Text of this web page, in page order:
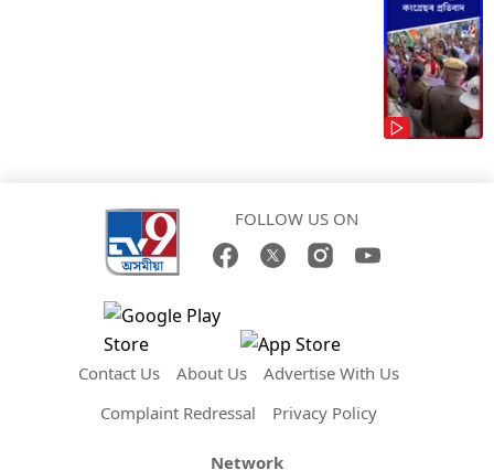
FOLLOW US ON
Contact Us About Us
Advertise With Us
Complaint Redressal
Privacy Policy
Network